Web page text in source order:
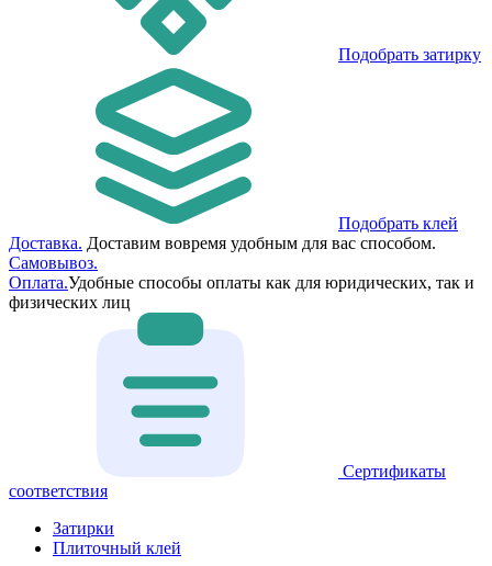
Подобрать затирку
Подобрать клей
Доставка. Доставим вовремя удобным для вас способом.
Самовывоз.
Оплата.Удобные способы оплаты как для юридических, так и
физических лиц
Сертификаты
соответствия
Затирки
Плиточный клей